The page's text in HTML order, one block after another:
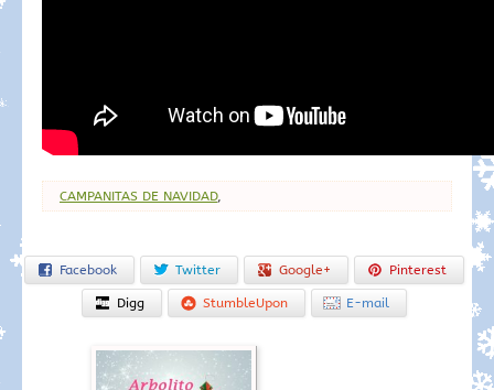
CAMPANITAS DE NAVIDAD,
Facebook Twitter Google+ Pinterest
Digg StumbleUpon E-mail